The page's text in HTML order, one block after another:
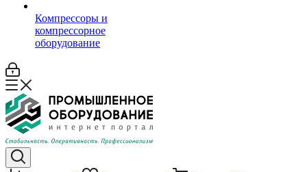
Компрессоры и
компрессорное
оборудование